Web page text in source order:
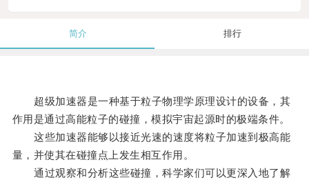
简介 排行
超级加速器是一种基于粒子物理学原理设计的设备，其
作用是通过高能粒子的碰撞，模拟宇宙起源时的极端条件。
这些加速器能够以接近光速的速度将粒子加速到极高能
量，并使其在碰撞点上发生相互作用。
通过观察和分析这些碰撞，科学家们可以更深入地了解